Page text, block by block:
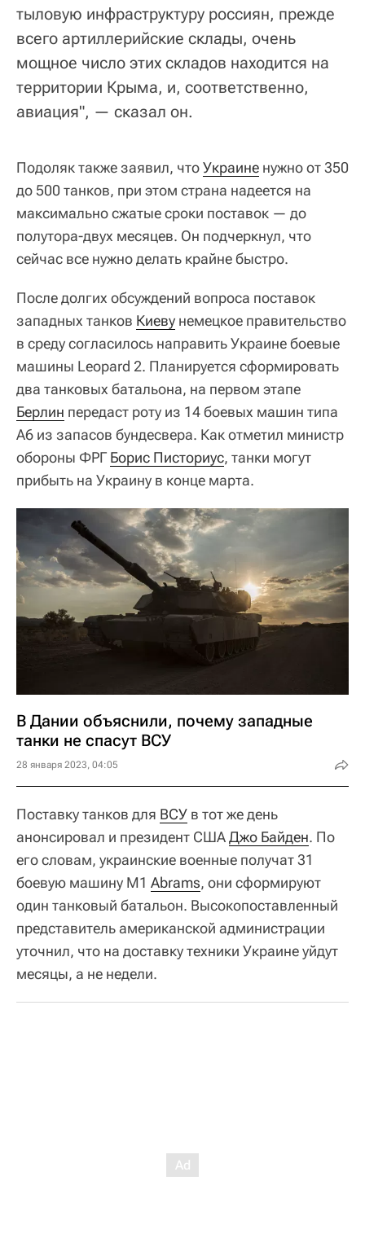
тыловую инфраструктуру россиян, прежде
всего артиллерийские склады, очень
мощное число этих складов находится на
территории Крыма, и, соответственно,
авиация", — сказал он.
Подоляк также заявил, чтоУкраине нужно от 350
до 500 танков, при этом страна надеется на
максимально сжатые сроки поставок — до
полутора-двух месяцев. Он подчеркнул, что
сейчас все нужно делать крайне быстро.
После долгих обсуждений вопроса поставок
западных танков Киеву немецкое правительство
в среду согласилось направить Украине боевые
машины Leopard 2. Планируется сформировать
два танковых батальона, на первом этапе
Берлин передаст роту из 14 боевых машин типа
A6 из запасов бундесвера. Как отметил министр
обороны ФРГ Борис Писториус, танки могут
прибыть на Украину в конце марта.
В Дании объяснили, почему западные
танки не спасут ВСУ
28 января 2023, 04:05
Поставку танков для ВСУ в тот же день
анонсировал и президент СШАДжо Байден. По
его словам, украинские военные получат 31
боевую машину М1 Abrams, они сформируют
один танковый батальон. Высокопоставленный
представитель американской администрации
уточнил, что на доставку техники Украине уйдут
месяцы, а не недели.